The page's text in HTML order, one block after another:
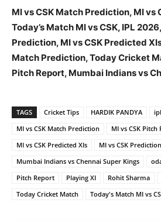
MI vs CSK Match Prediction, MI vs
Today’s Match MI vs CSK, IPL
Prediction, MI vs CSK Predicted
Match Prediction, Today Cricket
Pitch Report, Mumbai Indians vs
TAGS Cricket Tips HARDIK PANDYA
MI vs CSK Match Prediction
MI vs CSK Pitch
MI vs CSK Predicted XIs
MI vs CSK Prediction
Mumbai Indians vs Chennai Super Kings
Pitch Report
Playing XI Rohit Sharma
Today Cricket Match
Today's Match MI vs